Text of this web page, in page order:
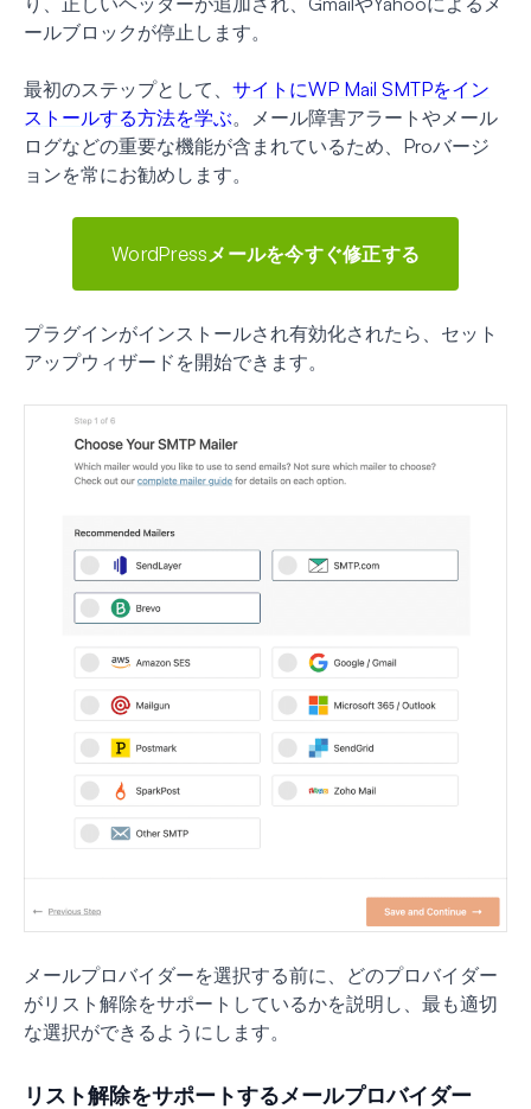
ールブロックが停止します。
最初のステップとして、 サイトにWP Mail SMTPをイン
ストールする方法を学ぶ。メール障害アラートやメール
ログなどの重要な機能が含まれているため、Proバージ
ョンを常にお勧めします。
WordPressメールを今すぐ修正する
プラグインがインストールされ有効化されたら、セット
アップウィザードを開始できます。
メールプロバイダーを選択する前に、どのプロバイダー
がリスト解除をサポートしているかを説明し、最も適切
な選択ができるようにします。
リスト解除をサポートするメールプロバイダー